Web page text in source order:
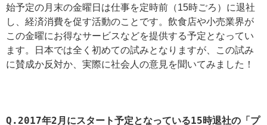
始予定の月末の金曜日は仕事を定時前（15時ごろ）に退社
し、経済消費を促す活動のことです。飲食店や小売業界が
この金曜にお得なサービスなどを提供する予定となってい
ます。日本では全く初めての試みとなりますが、この試み
に賛成か反対か、実際に社会人の意見を聞いてみました！
Q.2017年2月にスタート予定となっている15時退社の「プ